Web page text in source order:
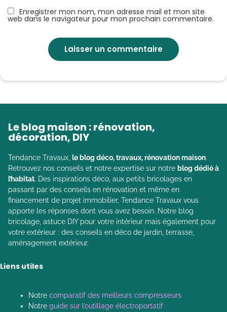
Enregistrer mon nom, mon adresse mail et mon site
web dans le navigateur pour mon prochain commentaire.
Le blog maison : rénovation,
décoration, DIY
Tendance Travaux, le blog déco, travaux, rénovation maison.
Retrouvez nos conseils et notre expertise sur notre blog dédié à
l’habitat. Des inspirations déco, aux petits bricolages en
passant par des conseils en rénovation et même en
financement de projet immobilier, Tendance Travaux vous
apporte les réponses dont vous avez besoin. Notre blog
bricolage, astuce DIY pour votre intérieur mais également pour
votre extérieur : des conseils en déco de jardin, terrasse,
aménagement extérieur.
Liens utiles
Notre comparatif des meilleurs compresseurs
Notre guide sur l’outillage électroportatif